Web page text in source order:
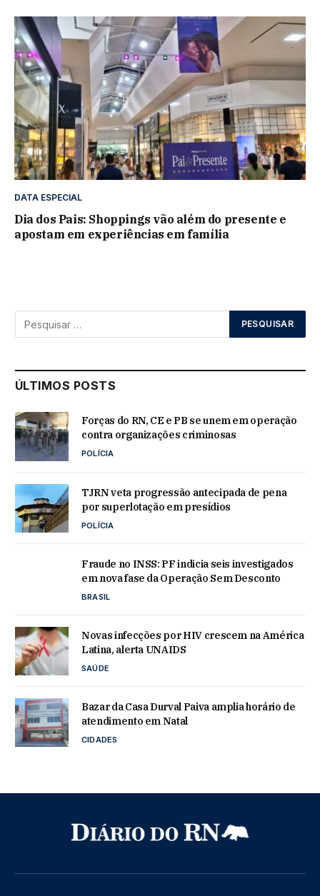
DATA ESPECIAL
Dia dos Pais: Shoppings vão além do presente e
apostam em experiências em família
ÚLTIMOS POSTS
Forças do RN, CE e PB se unem em operação
contra organizações criminosas
POLÍCIA
TJRN veta progressão antecipada de pena
por superlotação em presídios
POLÍCIA
Fraude no INSS: PF indicia seis investigados
em nova fase da Operação Sem Desconto
BRASIL
Novas infecções por HIV crescem na América
Latina, alerta UNAIDS
SAÚDE
Bazar da Casa Durval Paiva amplia horário de
atendimento em Natal
CIDADES